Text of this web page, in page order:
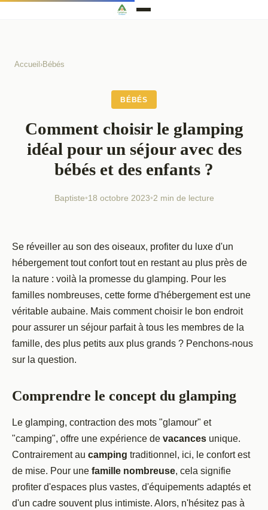
Accueil ›Bébés
BÉBÉS
Comment choisir le glamping
idéal pour un séjour avec des
bébés et des enfants ?
Baptiste•18 octobre 2023•2 min de lecture
Se réveiller au son des oiseaux, profiter du luxe d'un
hébergement tout confort tout en restant au plus près de
la nature : voilà la promesse du glamping. Pour les
familles nombreuses, cette forme d'hébergement est une
véritable aubaine. Mais comment choisir le bon endroit
pour assurer un séjour parfait à tous les membres de la
famille, des plus petits aux plus grands ? Penchons-nous
sur la question.
Comprendre le concept du glamping
Le glamping, contraction des mots "glamour" et
"camping", offre une expérience de vacances unique.
Contrairement au camping traditionnel, ici, le confort est
de mise. Pour une famille nombreuse, cela signifie
profiter d'espaces plus vastes, d'équipements adaptés et
d'un cadre souvent plus intimiste. Alors, n'hésitez pas à